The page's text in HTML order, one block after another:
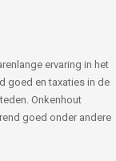
ervaring in het
goed en taxaties in de
Onkenhout
goed onder andere